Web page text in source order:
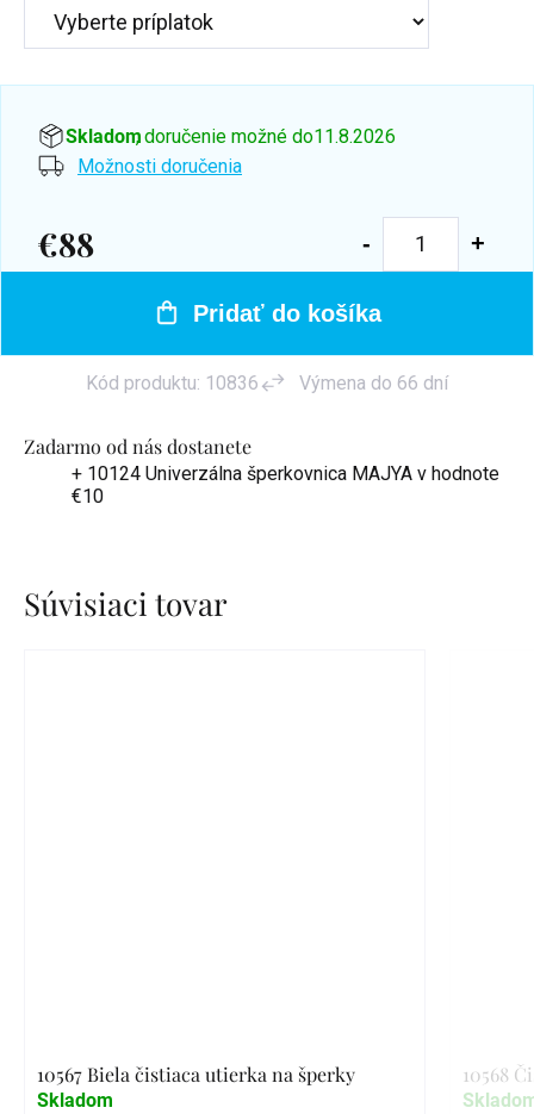
Zadarmo od nás dostanete
+ 10124 Univerzálna šperkovnica MAJYA v hodnote
€10
Skladom, doručenie možné do11.8.2026
Možnosti doručenia
€88
Jednotková
Pridať do košíka
Kód produktu: 10836 Výmena do 66 dní
Súvisiaci tovar
10567 Biela čistiaca utierka na šperky
Skladom
10568